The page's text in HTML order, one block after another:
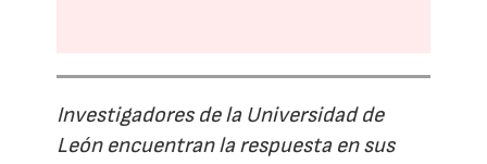
Investigadores de la Universidad de
León encuentran la respuesta en sus